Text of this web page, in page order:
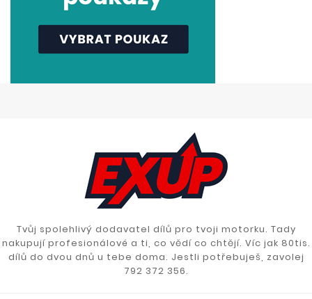
Tvůj spolehlivý dodavatel dílů pro tvoji motorku. Tady
nakupují profesionálové a ti, co vědí co chtějí. Víc jak 80tis.
dílů do dvou dnů u tebe doma. Jestli potřebuješ, zavolej
792 372 356.